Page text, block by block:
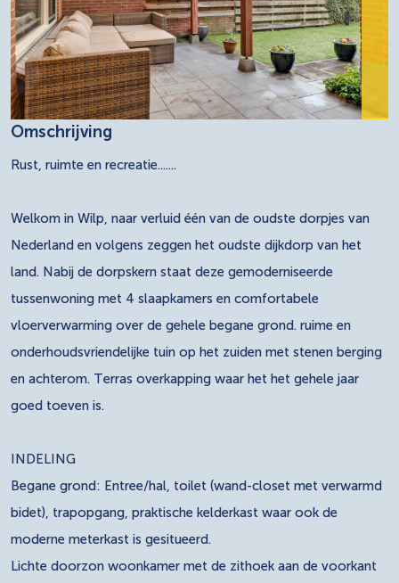
Omschrijving
Rust, ruimte en recreatie.......
Welkom in Wilp, naar verluid één van de oudste dorpjes van
Nederland en volgens zeggen het oudste dijkdorp van het
land. Nabij de dorpskern staat deze gemoderniseerde
tussenwoning met 4 slaapkamers en comfortabele
vloerverwarming over de gehele begane grond. ruime en
onderhoudsvriendelijke tuin op het zuiden met stenen berging
en achterom. Terras overkapping waar het het gehele jaar
goed toeven is.
INDELING
Begane grond: Entree/hal, toilet (wand-closet met verwarmd
bidet), trapopgang, praktische kelderkast waar ook de
moderne meterkast is gesitueerd.
Lichte doorzon woonkamer met de zithoek aan de voorkant